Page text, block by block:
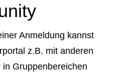
Anmeldung kannst
z.B. mit anderen
Gruppenbereichen